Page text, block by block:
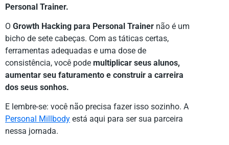
Personal Trainer.
O Growth Hacking para Personal Trainer não é um
bicho de sete cabeças. Com as táticas certas,
ferramentas adequadas e uma dose de
consistência, você pode multiplicar seus alunos,
aumentar seu faturamento e construir a carreira
dos seus sonhos.
E lembre-se: você não precisa fazer isso sozinho. A
Personal Millbody está aqui para ser sua parceira
nessa jornada.